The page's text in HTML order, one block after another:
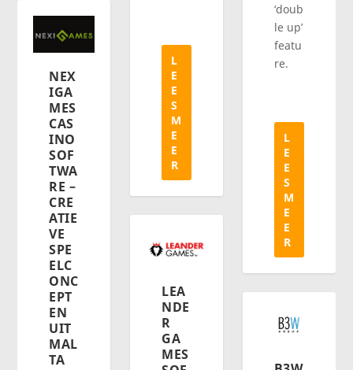
NEX
IGA
MES
CAS
INO
SOF
TWA
RE –
CRE
ATIE
VE
SPE
ELC
ONC
EPT
EN
UIT
MAL
TA
L
E
E
S
M
E
E
R
LEA
NDE
R
GA
MES
‘doub
le up’
featu
re.
L
E
E
S
M
E
E
R